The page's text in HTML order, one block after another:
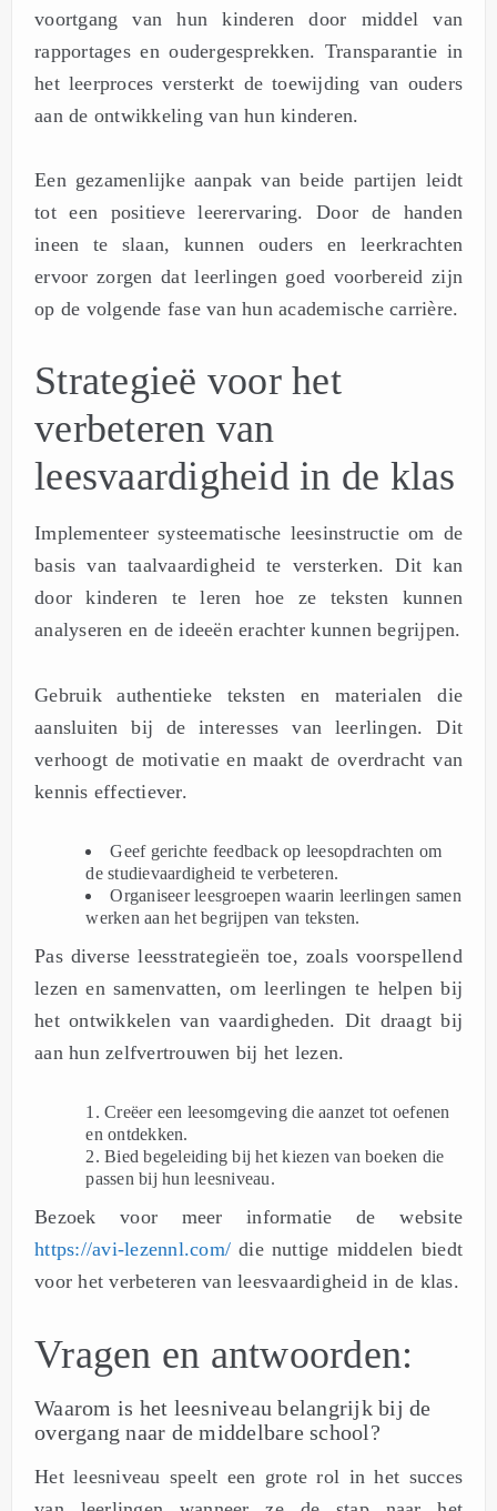
voortgang van hun kinderen door middel van
rapportages en oudergesprekken. Transparantie in
het leerproces versterkt de toewijding van ouders
aan de ontwikkeling van hun kinderen.
Een gezamenlijke aanpak van beide partijen leidt
tot een positieve leerervaring. Door de handen
ineen te slaan, kunnen ouders en leerkrachten
ervoor zorgen dat leerlingen goed voorbereid zijn
op de volgende fase van hun academische carrière.
Strategieë voor het
verbeteren van
leesvaardigheid in de klas
Implementeer systeematische leesinstructie om de
basis van taalvaardigheid te versterken. Dit kan
door kinderen te leren hoe ze teksten kunnen
analyseren en de ideeën erachter kunnen begrijpen.
Gebruik authentieke teksten en materialen die
aansluiten bij de interesses van leerlingen. Dit
verhoogt de motivatie en maakt de overdracht van
kennis effectiever.
Geef gerichte feedback op leesopdrachten om
de studievaardigheid te verbeteren.
Organiseer leesgroepen waarin leerlingen samen
werken aan het begrijpen van teksten.
Pas diverse leesstrategieën toe, zoals voorspellend
lezen en samenvatten, om leerlingen te helpen bij
het ontwikkelen van vaardigheden. Dit draagt bij
aan hun zelfvertrouwen bij het lezen.
Creëer een leesomgeving die aanzet tot oefenen
en ontdekken.
Bied begeleiding bij het kiezen van boeken die
passen bij hun leesniveau.
Bezoek voor meer informatie de website
https://avi-lezennl.com/ die nuttige middelen biedt
voor het verbeteren van leesvaardigheid in de klas.
Vragen en antwoorden:
Waarom is het leesniveau belangrijk bij de
overgang naar de middelbare school?
Het leesniveau speelt een grote rol in het succes